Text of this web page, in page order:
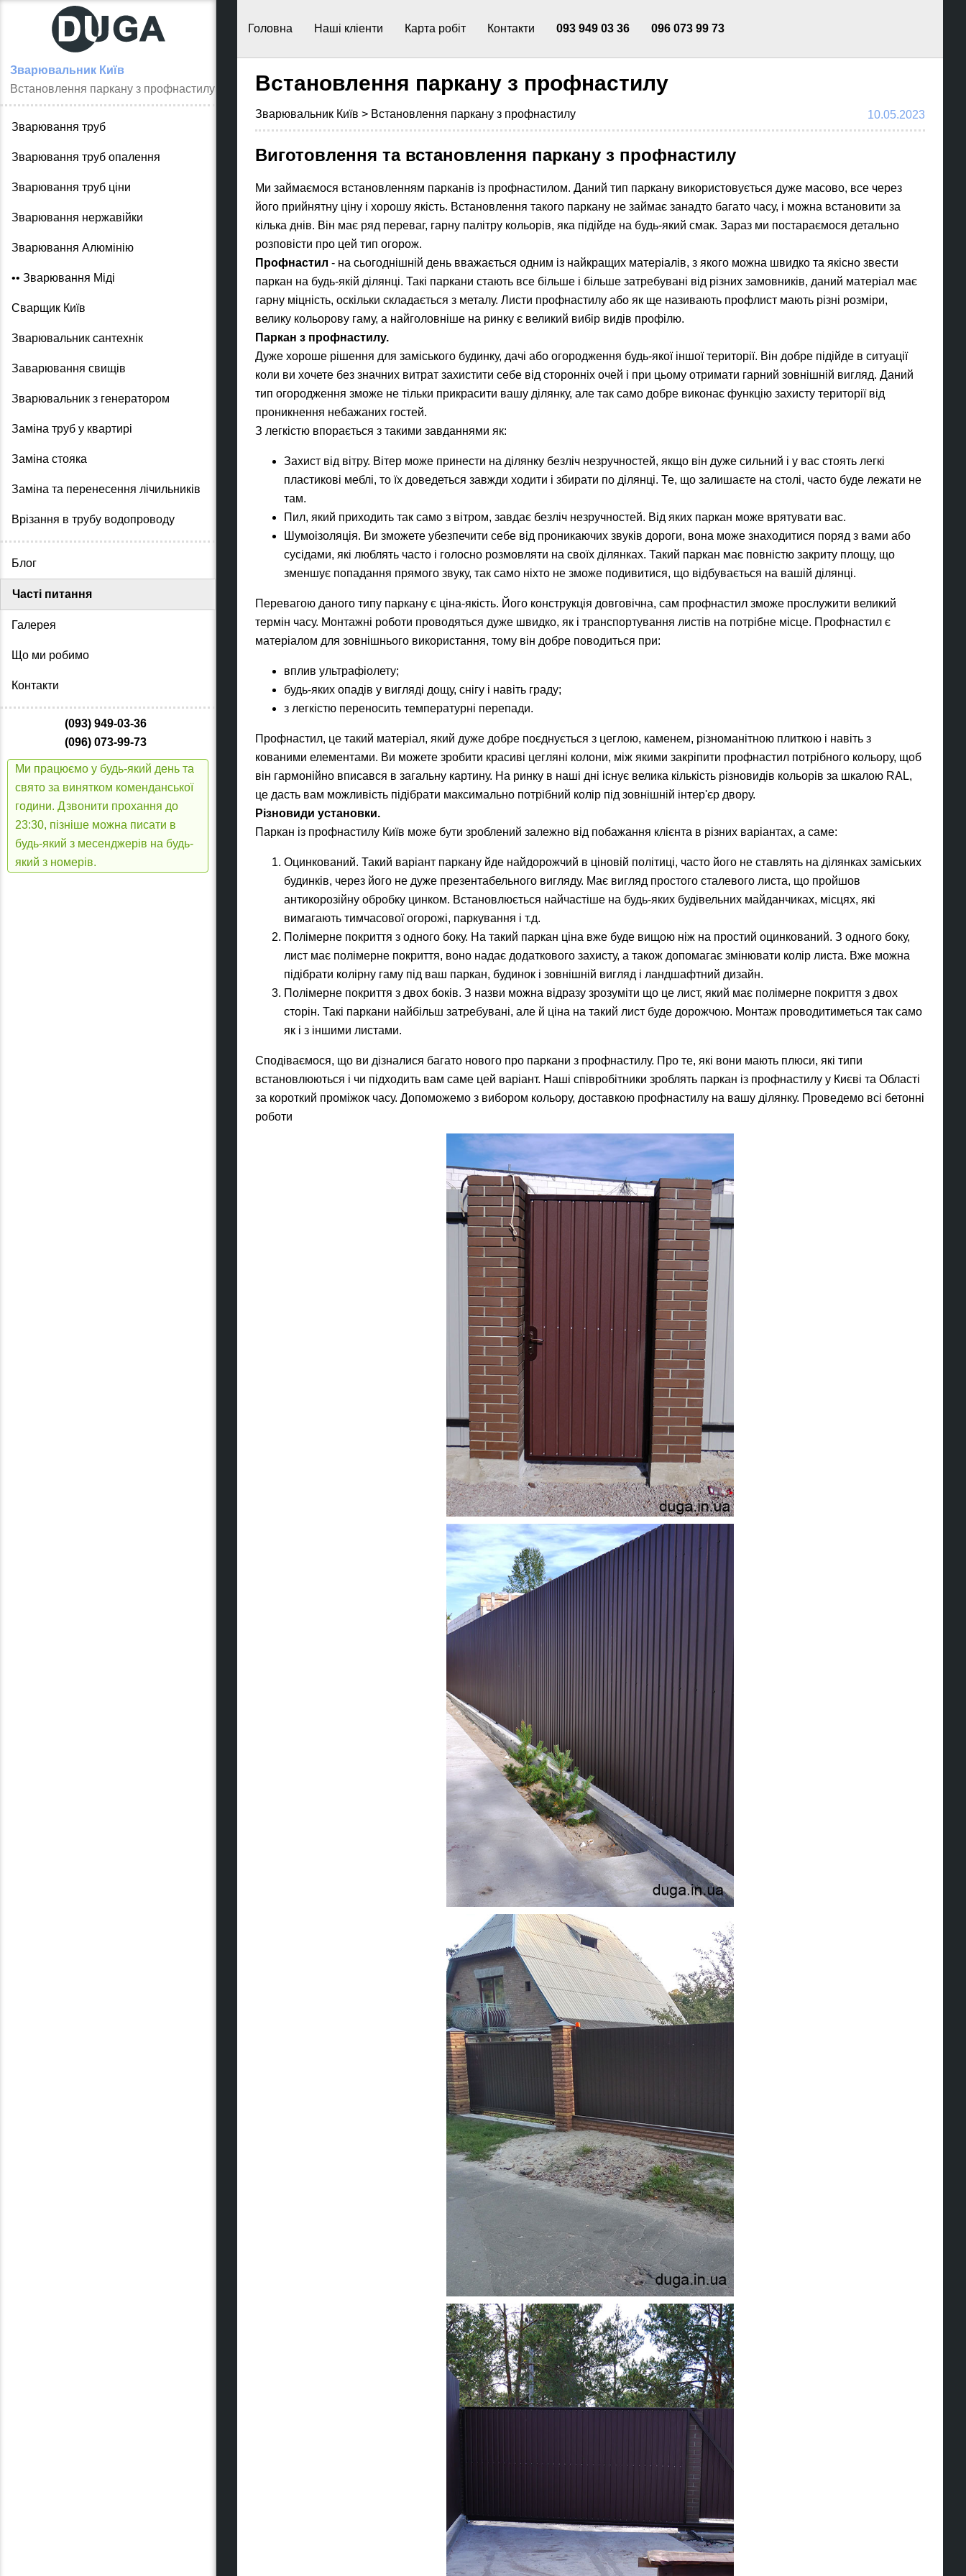
Головна Наші кліенти Карта робіт Контакти 093 949 03 36 096 073 99 73
Зварювальник Київ
Встановлення паркану з профнастилу
Зварювання труб
Зварювання труб опалення
Зварювання труб ціни
Зварювання нержавійки
Зварювання Алюмінію
•• Зварювання Міді
Сварщик Київ
Зварювальник сантехнік
Заварювання свищів
Зварювальник з генератором
Заміна труб у квартирі
Заміна стояка
Заміна та перенесення лічильників
Врізання в трубу водопроводу
Блог
Часті питання
Галерея
Що ми робимо
Контакти
(093) 949-03-36
(096) 073-99-73
Ми працюємо у будь-який день та
свято за винятком коменданської
години. Дзвонити прохання до
23:30, пізніше можна писати в
будь-який з месенджерів на будь-
який з номерів.
Встановлення паркану з профнастилу
Зварювальник Київ > Встановлення паркану з профнастилу 10.05.2023
Виготовлення та встановлення паркану з профнастилу
Ми займаємося встановленням парканів із профнастилом. Даний тип паркану використовується дуже масово, все через
його прийнятну ціну і хорошу якість. Встановлення такого паркану не займає занадто багато часу, і можна встановити за
кілька днів. Він має ряд переваг, гарну палітру кольорів, яка підійде на будь-який смак. Зараз ми постараємося детально
розповісти про цей тип огорож.
Профнастил - на сьогоднішній день вважається одним із найкращих матеріалів, з якого можна швидко та якісно звести
паркан на будь-якій ділянці. Такі паркани стають все більше і більше затребувані від різних замовників, даний матеріал має
гарну міцність, оскільки складається з металу. Листи профнастилу або як ще називають профлист мають різні розміри,
велику кольорову гаму, а найголовніше на ринку є великий вибір видів профілю.
Паркан з профнастилу.
Дуже хороше рішення для заміського будинку, дачі або огородження будь-якої іншої території. Він добре підійде в ситуації
коли ви хочете без значних витрат захистити себе від сторонніх очей і при цьому отримати гарний зовнішній вигляд. Даний
тип огородження зможе не тільки прикрасити вашу ділянку, але так само добре виконає функцію захисту території від
проникнення небажаних гостей.
З легкістю впорається з такими завданнями як:
Захист від вітру. Вітер може принести на ділянку безліч незручностей, якщо він дуже сильний і у вас стоять легкі
пластикові меблі, то їх доведеться завжди ходити і збирати по ділянці. Те, що залишаєте на столі, часто буде лежати не
там.
Пил, який приходить так само з вітром, завдає безліч незручностей. Від яких паркан може врятувати вас.
Шумоізоляція. Ви зможете убезпечити себе від проникаючих звуків дороги, вона може знаходитися поряд з вами або
сусідами, які люблять часто і голосно розмовляти на своїх ділянках. Такий паркан має повністю закриту площу, що
зменшує попадання прямого звуку, так само ніхто не зможе подивитися, що відбувається на вашій ділянці.
Перевагою даного типу паркану є ціна-якість. Його конструкція довговічна, сам профнастил зможе прослужити великий
термін часу. Монтажні роботи проводяться дуже швидко, як і транспортування листів на потрібне місце. Профнастил є
матеріалом для зовнішнього використання, тому він добре поводиться при:
вплив ультрафіолету;
будь-яких опадів у вигляді дощу, снігу і навіть граду;
з легкістю переносить температурні перепади.
Профнастил, це такий матеріал, який дуже добре поєднується з цеглою, каменем, різноманітною плиткою і навіть з
кованими елементами. Ви можете зробити красиві цегляні колони, між якими закріпити профнастил потрібного кольору, щоб
він гармонійно вписався в загальну картину. На ринку в наші дні існує велика кількість різновидів кольорів за шкалою RAL,
це дасть вам можливість підібрати максимально потрібний колір під зовнішній інтер'єр двору.
Різновиди установки.
Паркан із профнастилу Київ може бути зроблений залежно від побажання клієнта в різних варіантах, а саме:
Оцинкований. Такий варіант паркану йде найдорожчий в ціновій політиці, часто його не ставлять на ділянках заміських
будинків, через його не дуже презентабельного вигляду. Має вигляд простого сталевого листа, що пройшов
антикорозійну обробку цинком. Встановлюється найчастіше на будь-яких будівельних майданчиках, місцях, які
вимагають тимчасової огорожі, паркування і т.д.
Полімерне покриття з одного боку. На такий паркан ціна вже буде вищою ніж на простий оцинкований. З одного боку,
лист має полімерне покриття, воно надає додаткового захисту, а також допомагає змінювати колір листа. Вже можна
підібрати колірну гаму під ваш паркан, будинок і зовнішній вигляд і ландшафтний дизайн.
Полімерне покриття з двох боків. З назви можна відразу зрозуміти що це лист, який має полімерне покриття з двох
сторін. Такі паркани найбільш затребувані, але й ціна на такий лист буде дорожчою. Монтаж проводитиметься так само
як і з іншими листами.
Сподіваємося, що ви дізналися багато нового про паркани з профнастилу. Про те, які вони мають плюси, які типи
встановлюються і чи підходить вам саме цей варіант. Наші співробітники зроблять паркан із профнастилу у Києві та Області
за короткий проміжок часу. Допоможемо з вибором кольору, доставкою профнастилу на вашу ділянку. Проведемо всі бетонні
роботи